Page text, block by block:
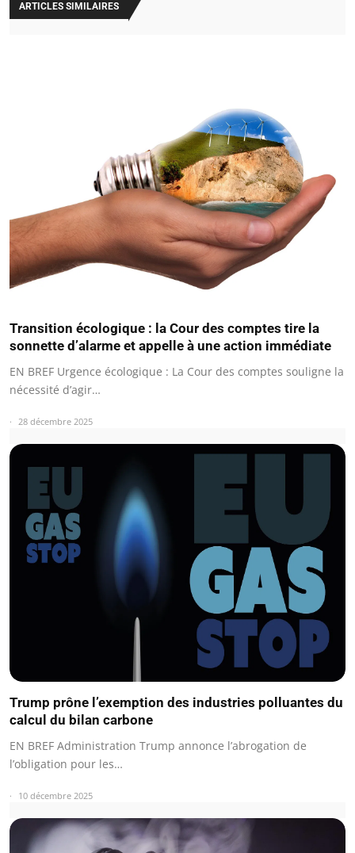
ARTICLES SIMILAIRES
Transition écologique : la Cour des comptes tire la
sonnette d’alarme et appelle à une action immédiate
EN BREF Urgence écologique : La Cour des comptes souligne la
nécessité d’agir…
28 décembre 2025
Trump prône l’exemption des industries polluantes du
calcul du bilan carbone
EN BREF Administration Trump annonce l’abrogation de
l’obligation pour les…
10 décembre 2025